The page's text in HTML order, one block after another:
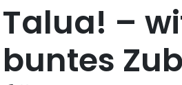
Talua! –
buntes